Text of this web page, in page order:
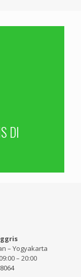
DI
– Yogyakarta
– 20:00